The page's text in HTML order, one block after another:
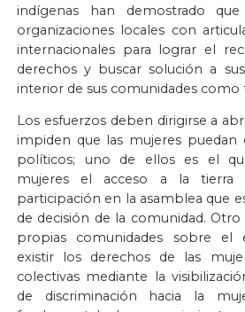
indígenas han demostrado
organizaciones locales con
internacionales para lograr el
derechos y buscar solución a
interior de sus comunidades como
Los esfuerzos deben dirigirse a
impiden que las mujeres puedan
políticos; uno de ellos es el
mujeres el acceso a la
participación en la asamblea que
de decisión de la comunidad.
propias comunidades sobre el
existir los derechos de las
colectivas mediante la
de discriminación hacia la